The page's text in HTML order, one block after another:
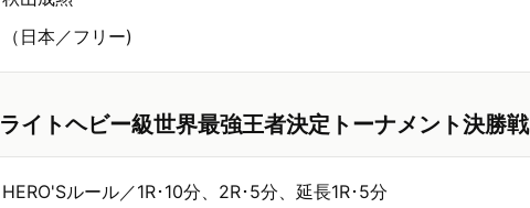
（日本／フリー)
ライトヘビー級世界最強王者決定トーナメント決勝戦
HERO'Sルール／1R･10分、2R･5分、延長1R･5分